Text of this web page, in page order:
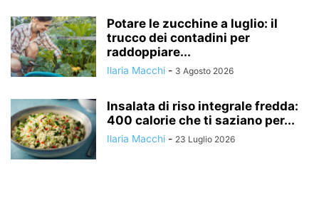
Potare le zucchine a luglio: il
trucco dei contadini per
raddoppiare...
Ilaria Macchi - 3 Agosto 2026
Insalata di riso integrale fredda:
400 calorie che ti saziano per...
Ilaria Macchi - 23 Luglio 2026